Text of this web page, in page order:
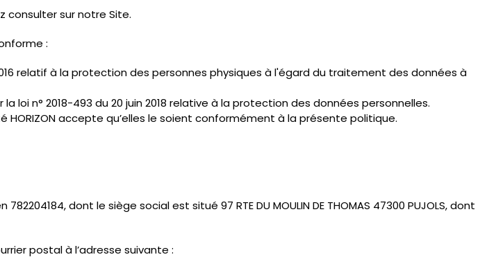
sur notre Site.
:
relatif à la protection des personnes physiques à l'égard du traitement des données à
loi n° 2018-493 du 20 juin 2018 relative à la protection des données personnelles.
accepte qu’elles le soient conformément à la présente politique.
782204184, dont le siège social est situé 97 RTE DU MOULIN DE THOMAS 47300 PUJOLS, dont
postal à l’adresse suivante :